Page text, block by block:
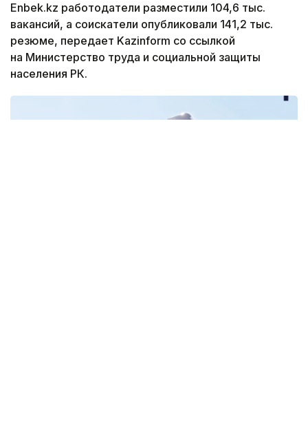
Enbek.kz работодатели разместили 104,6 тыс.
вакансий, а соискатели опубликовали 141,2 тыс.
резюме, передает Kazinform со ссылкой
на Министерство труда и социальной защиты
населения РК.